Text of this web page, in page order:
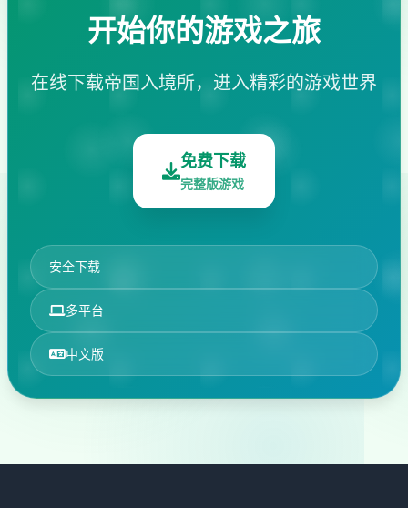
开始你的游戏之旅
在线下载帝国入境所，进入精彩的游戏世界
免费下载
完整版游戏
安全下载
多平台
中文版